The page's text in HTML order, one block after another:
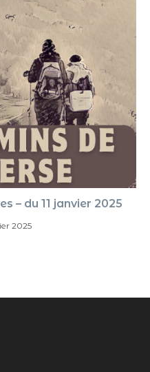
– du 11 janvier 2025
2025